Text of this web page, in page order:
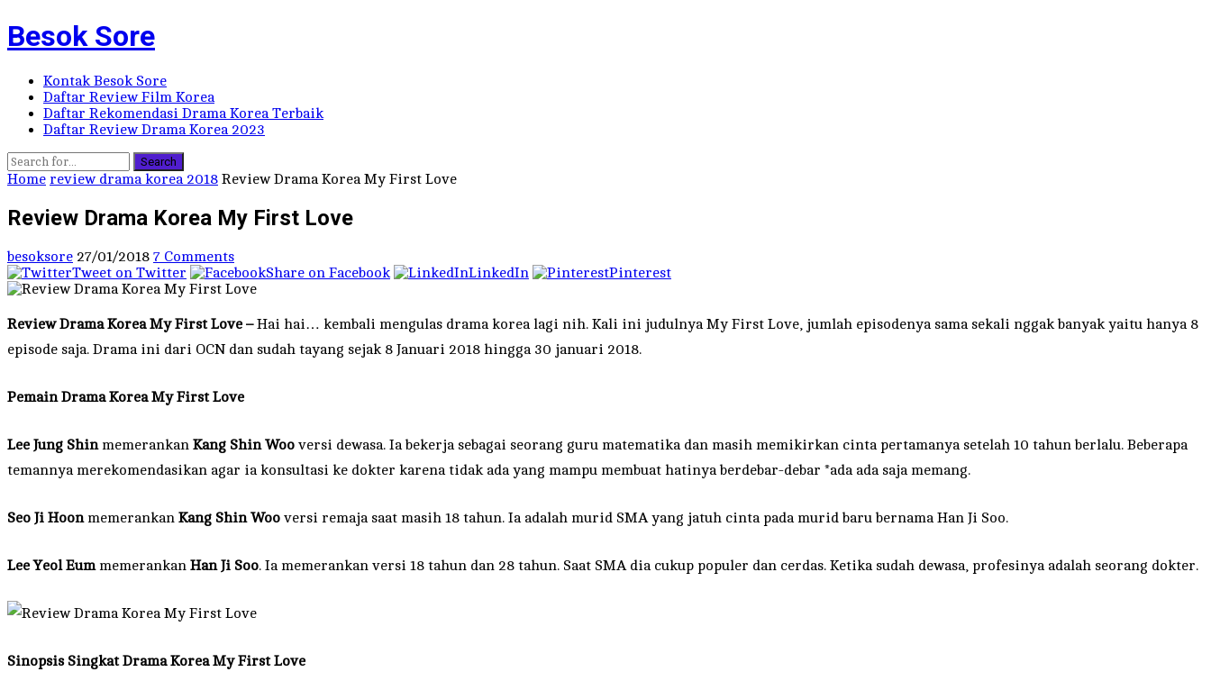
Besok Sore
Kontak Besok Sore
Daftar Review Film Korea
Daftar Rekomendasi Drama Korea Terbaik
Daftar Review Drama Korea 2023
Search
Home review drama korea 2018 Review Drama Korea My First Love
Review Drama Korea My First Love
besoksore 27/01/2018 7 Comments
Tweet on Twitter
Share on Facebook LinkedIn Pinterest
Review Drama Korea My First Love –Hai hai… kembali mengulas drama korea lagi nih. Kali ini judulnya My First Love, jumlah episodenya sama sekali nggak banyak yaitu hanya 8
episode saja. Drama ini dari OCN dan sudah tayang sejak 8 Januari 2018 hingga 30 januari 2018.
Pemain Drama Korea My First Love
Lee Jung Shinmemerankan Kang Shin Woo versi dewasa. Ia bekerja sebagai seorang guru matematika dan masih memikirkan cinta pertamanya setelah 10 tahun berlalu. Beberapa
temannya merekomendasikan agar ia konsultasi ke dokter karena tidak ada yang mampu membuat hatinya berdebar-debar *ada ada saja memang.
Seo Ji Hoonmemerankan Kang Shin Woo versi remaja saat masih 18 tahun. Ia adalah murid SMA yang jatuh cinta pada murid baru bernama Han Ji Soo.
Lee Yeol Eummemerankan Han Ji Soo. Ia memerankan versi 18 tahun dan 28 tahun. Saat SMA dia cukup populer dan cerdas. Ketika sudah dewasa, profesinya adalah seorang dokter.
Sinopsis Singkat Drama Korea My First Love